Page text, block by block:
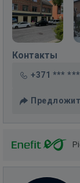
Контакты
+371 *** ***